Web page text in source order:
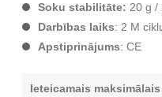
Soku stabilitāte: 20 g /
Darbības laiks: 2 M
Apstiprinājums: CE
Ieteicamais